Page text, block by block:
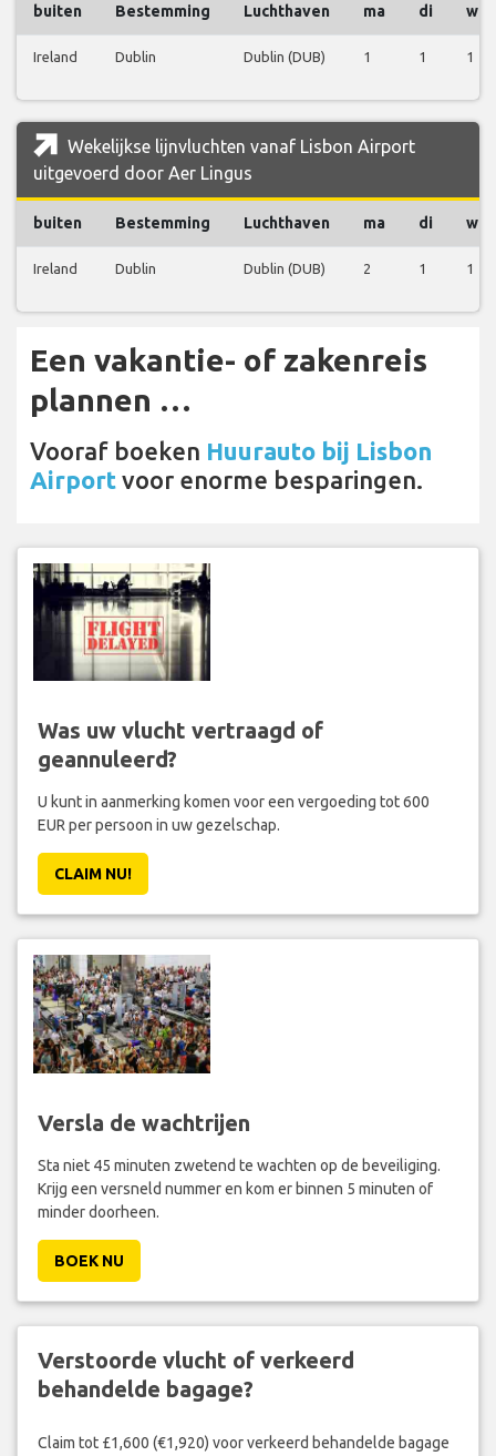
buiten Bestemming Luchthaven ma di wo
Ireland Dublin Dublin (DUB) 1 1 1
Wekelijkse lijnvluchten vanaf Lisbon Airport
uitgevoerd door Aer Lingus
buiten Bestemming Luchthaven ma di wo
Ireland Dublin Dublin (DUB) 2 1 1
Een vakantie- of zakenreis
plannen …
Vooraf boeken Huurauto bij Lisbon
Airport voor enorme besparingen.
Was uw vlucht vertraagd of
geannuleerd?
U kunt in aanmerking komen voor een vergoeding tot 600
EUR per persoon in uw gezelschap.
Versla de wachtrijen
Sta niet 45 minuten zwetend te wachten op de beveiliging.
minder doorheen.
Verstoorde vlucht of verkeerd